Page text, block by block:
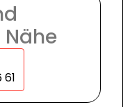
Nähe
61